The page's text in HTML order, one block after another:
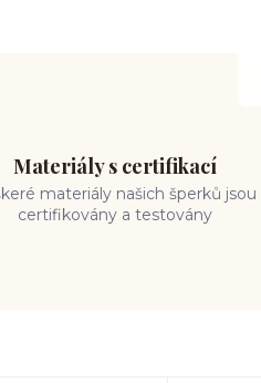
Materiály s certifikací
materiály našich šperků jsou
certifikovány a testovány